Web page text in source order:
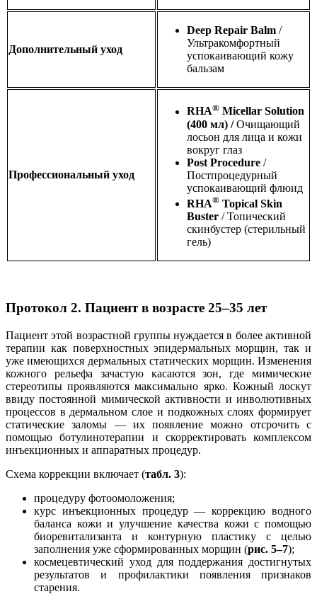
Дополнительный уход
Deep Repair Balm /
Ультракомфортный
успокаивающий кожу
бальзам
Профессиональный уход
RHA® Micellar Solution
(400 мл) /Очищающий
лосьон для лица и кожи
вокруг глаз
Post Procedure /
Постпроцедурный
успокаивающий флюид
RHA® Topical Skin
Buster / Топический
скинбустер (стерильный
гель)
Протокол 2. Пациент в возрасте 25–35 лет
Пациент этой возрастной группы нуждается в более активной
терапии как поверхностных эпидермальных морщин, так и
уже имеющихся дермальных статических морщин. Изменения
кожного рельефа зачастую касаются зон, где мимические
стереотипы проявляются максимально ярко. Кожный лоскут
ввиду постоянной мимической активности и инволютивных
процессов в дермальном слое и подкожных слоях формирует
статические заломы — их появление можно отсрочить с
помощью ботулинотерапии и скорректировать комплексом
инъекционных и аппаратных процедур.
Схема коррекции включает (табл. 3):
процедуру фотоомоложения;
курс инъекционных процедур — коррекцию водного
баланса кожи и улучшение качества кожи с помощью
биоревитализанта и контурную пластику с целью
заполнения уже сформированных морщин (рис. 5–7);
космецевтический уход для поддержания достигнутых
результатов и профилактики появления признаков
старения.